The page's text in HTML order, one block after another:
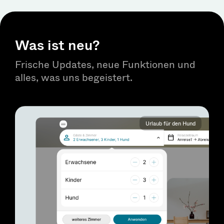
Was ist neu?
Frische Updates, neue Funktionen und
alles, was uns begeistert.
Urlaub für den Hund
Google-Bewertungen
Buchungsbestätigung
Sparpreise laut oder leise?
Neuer Gutscheinversand
Gute Emails sind Standard
Gutscheine mit Geschenkbox